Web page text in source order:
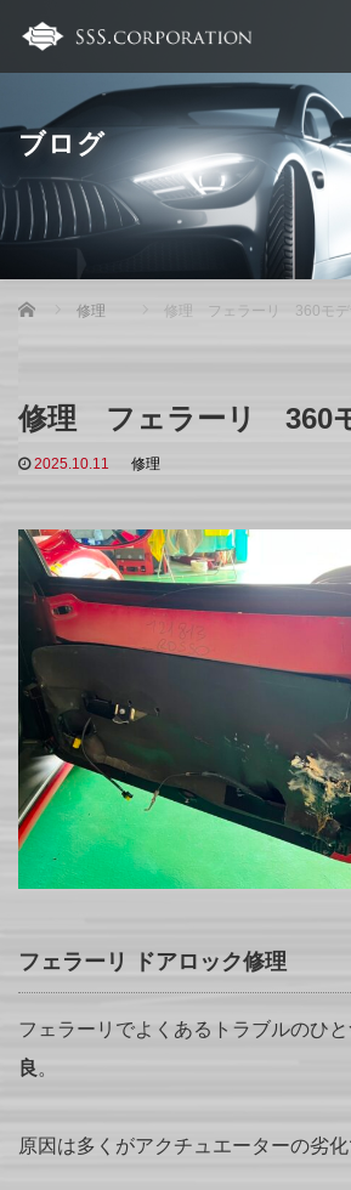
ブログ
Home 修理 修理 フェラーリ 360モデ
修理 フェラーリ 360
2025.10.11 修理
フェラーリ ドアロック修理
フェラーリでよくあるトラブルのひ
良。
原因は多くがアクチュエーターの劣化